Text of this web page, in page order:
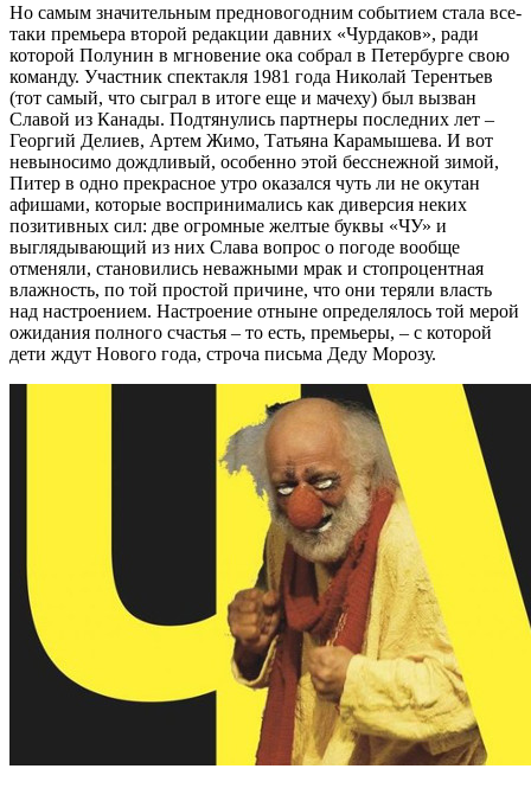
Но самым значительным предновогодним событием стала все-
таки премьера второй редакции давних «Чурдаков», ради
которой Полунин в мгновение ока собрал в Петербурге свою
команду. Участник спектакля 1981 года Николай Терентьев
(тот самый, что сыграл в итоге еще и мачеху) был вызван
Славой из Канады. Подтянулись партнеры последних лет –
Георгий Делиев, Артем Жимо, Татьяна Карамышева. И вот
невыносимо дождливый, особенно этой бесснежной зимой,
Питер в одно прекрасное утро оказался чуть ли не окутан
афишами, которые воспринимались как диверсия неких
позитивных сил: две огромные желтые буквы «ЧУ» и
выглядывающий из них Слава вопрос о погоде вообще
отменяли, становились неважными мрак и стопроцентная
влажность, по той простой причине, что они теряли власть
над настроением. Настроение отныне определялось той мерой
ожидания полного счастья – то есть, премьеры, – с которой
дети ждут Нового года, строча письма Деду Морозу.